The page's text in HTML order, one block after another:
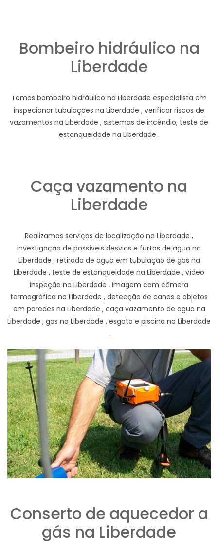
Bombeiro hidráulico na
Liberdade
Temos bombeiro hidráulico na Liberdade especialista em
inspecionar tubulações na Liberdade , verificar riscos de
vazamentos na Liberdade , sistemas de incêndio, teste de
estanqueidade na Liberdade .
Caça vazamento na
Liberdade
Realizamos serviços de localização na Liberdade ,
investigação de possíveis desvios e furtos de agua na
Liberdade , retirada de agua em tubulação de gas na
Liberdade , teste de estanqueidade na Liberdade , vídeo
inspeção na Liberdade , imagem com câmera
termográfica na Liberdade , detecção de canos e objetos
em paredes na Liberdade , caça vazamento de agua na
Liberdade , gas na Liberdade , esgoto e piscina na Liberdade
.
Conserto de aquecedor a
gás na Liberdade